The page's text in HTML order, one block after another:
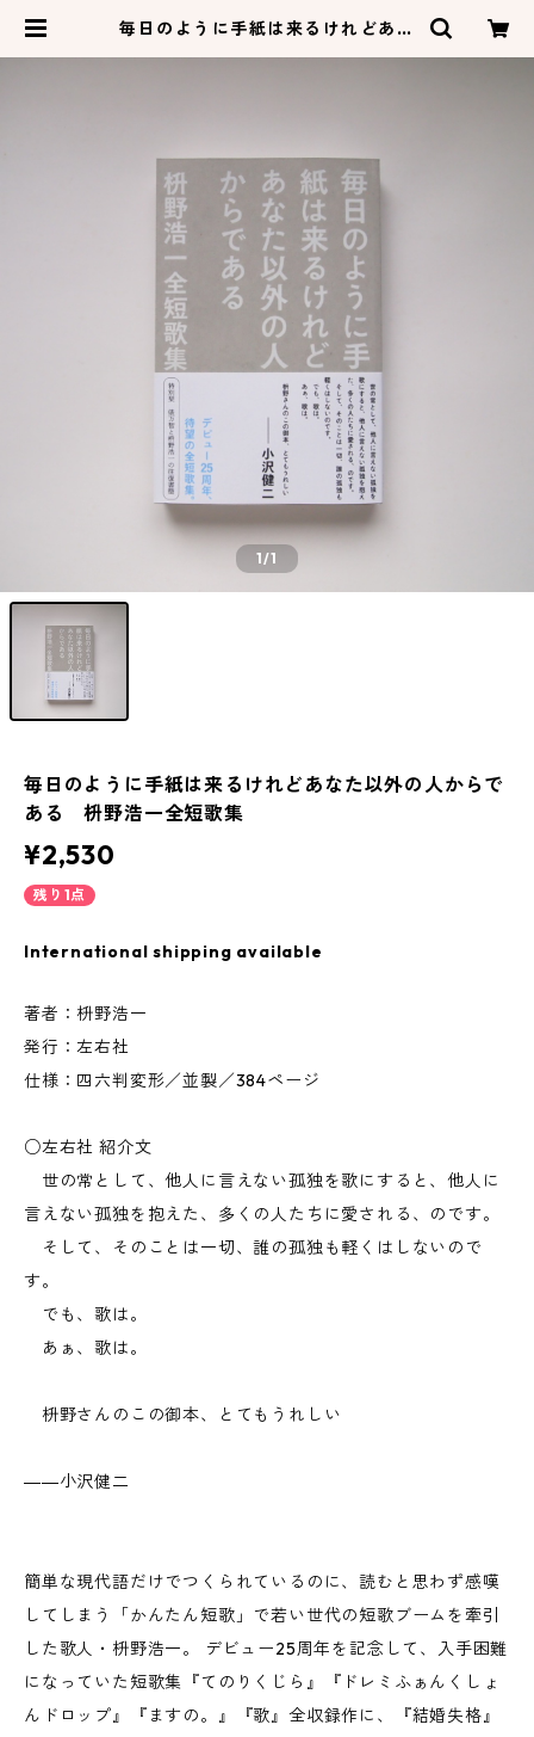
毎日のように手紙は来るけれどあな
1/1
毎日のように手紙は来るけれどあなた以外の人からで
ある 枡野浩一全短歌集
¥2,530
残り1点
International shipping available
著者：枡野浩一
発行：左右社
仕様：四六判変形／並製／384ページ
○左右社 紹介文
世の常として、他人に言えない孤独を歌にすると、他人に
言えない孤独を抱えた、多くの人たちに愛される、のです。
そして、そのことは一切、誰の孤独も軽くはしないので
す。
でも、歌は。
あぁ、歌は。
枡野さんのこの御本、とてもうれしい
――小沢健二
簡単な現代語だけでつくられているのに、読むと思わず感嘆
してしまう「かんたん短歌」で若い世代の短歌ブームを牽引
した歌人・枡野浩一。 デビュー25周年を記念して、入手困難
になっていた短歌集『てのりくじら』『ドレミふぁんくしょ
んドロップ』『ますの。』『歌』全収録作に、『結婚失格』